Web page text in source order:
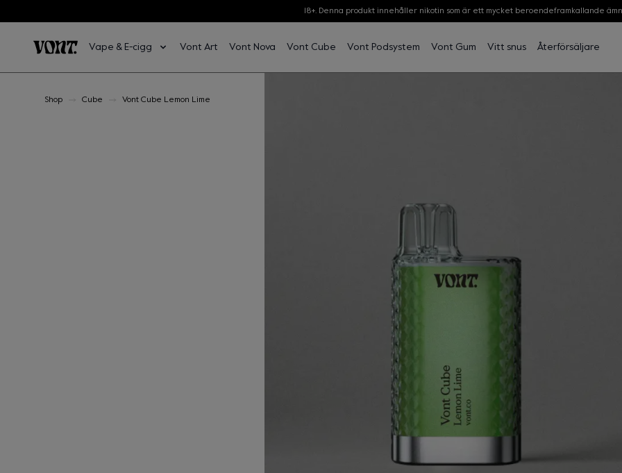
Hoppa till huvudinnehåll
Hoppa till sidfot
18+. Denna produkt innehåller nikotin som är ett mycket beroendeframkallande
Vape & E-cigg Vont Art Vont Nova Vont Cube Vont Podsystem Vont Gum Vitt snus Återförsäljare
Shop Cube Vont Cube Lemon Lime